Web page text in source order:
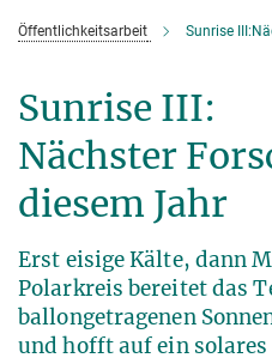
Öffentlichkeitsarbeit Sunrise
Sunrise III:
Nächster
diesem Jahr
Erst eisige Kälte, dann
Polarkreis bereitet das
ballongetragenen
und hofft auf ein solares